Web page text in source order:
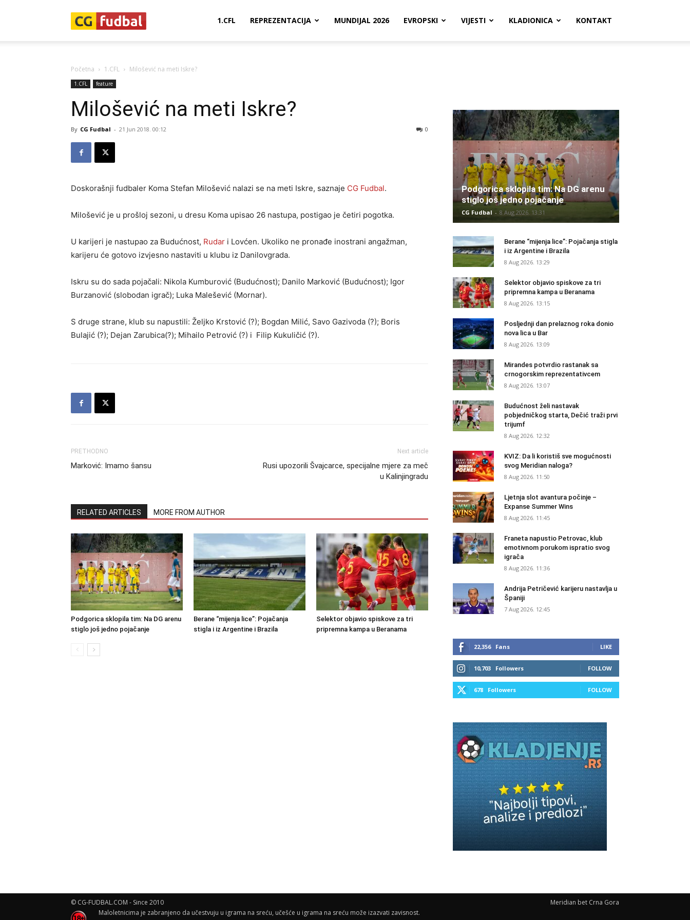
1.CFL REPREZENTACIJA MUNDIJAL 2026 EVROPSKI VIJESTI KLADIONICA KONTAKT
Početna 1.CFL Milošević na meti Iskre?
1.CFL feature
Milošević na meti Iskre?
By CG Fudbal - 21 Jun 2018. 00:12 0
Doskorašnji fudbaler Koma Stefan Milošević nalazi se na meti Iskre, saznaje CG Fudbal.
Milošević je u prošloj sezoni, u dresu Koma upisao 26 nastupa, postigao je četiri pogotka.
U karijeri je nastupao za Budućnost, Rudar i Lovćen. Ukoliko ne pronađe inostrani angažman,
karijeru će gotovo izvjesno nastaviti u klubu iz Danilovgrada.
Iskru su do sada pojačali: Nikola Kumburović (Budućnost); Danilo Marković (Budućnost); Igor
Burzanović (slobodan igrač); Luka Malešević (Mornar).
S druge strane, klub su napustili: Željko Krstović (?); Bogdan Milić, Savo Gazivoda (?); Boris
Bulajić (?); Dejan Zarubica(?); Mihailo Petrović (?) i Filip Kukuličić (?).
PRETHODNO
Marković: Imamo šansu
Next article
Rusi upozorili Švajcarce, specijalne mjere za meč
u Kalinjingradu
RELATED ARTICLES MORE FROM AUTHOR
Podgorica sklopila tim: Na DG arenu
stiglo još jedno pojačanje
Berane “mijenja lice”: Pojačanja
stigla i iz Argentine i Brazila
Selektor objavio spiskove za tri
pripremna kampa u Beranama
Podgorica sklopila tim: Na DG arenu
stiglo još jedno pojačanje
CG Fudbal - 8 Aug 2026. 13:31
Berane “mijenja lice”: Pojačanja stigla
i iz Argentine i Brazila
8 Aug 2026. 13:29
Selektor objavio spiskove za tri
pripremna kampa u Beranama
8 Aug 2026. 13:15
Posljednji dan prelaznog roka donio
nova lica u Bar
8 Aug 2026. 13:09
Mirandes potvrdio rastanak sa
crnogorskim reprezentativcem
8 Aug 2026. 13:07
Budućnost želi nastavak
pobjedničkog starta, Dečić traži prvi
trijumf
8 Aug 2026. 12:32
KVIZ: Da li koristiš sve mogućnosti
svog Meridian naloga?
8 Aug 2026. 11:50
Ljetnja slot avantura počinje –
Expanse Summer Wins
8 Aug 2026. 11:45
Franeta napustio Petrovac, klub
emotivnom porukom ispratio svog
igrača
8 Aug 2026. 11:36
Andrija Petričević karijeru nastavlja u
Španiji
7 Aug 2026. 12:45
22,356 Fans LIKE
10,703 Followers FOLLOW
678 Followers FOLLOW
Meridian bet Crna Gora
© CG-FUDBAL.COM - Since 2010
Maloletnicima je zabranjeno da učestvuju u igrama na sreću, učešće u igrama na sreću može izazvati zavisnost.